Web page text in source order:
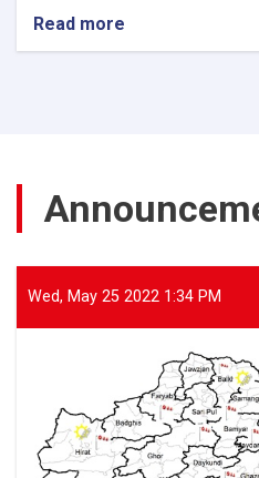
Read more
Flood-
Affected
of
Parwan
Wed, May 25 2022 1:34 PM